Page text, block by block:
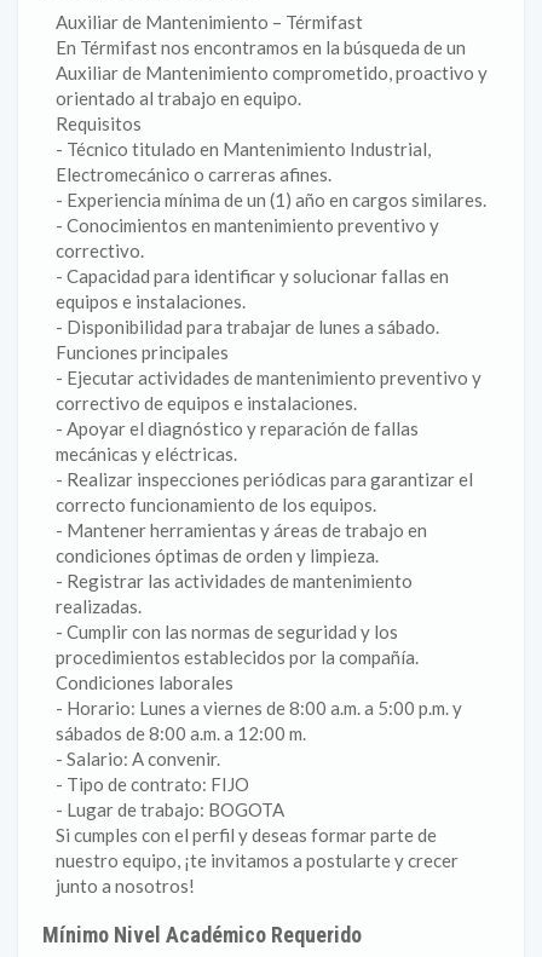
Auxiliar de Mantenimiento – Térmifast
En Térmifast nos encontramos en la búsqueda de un
Auxiliar de Mantenimiento comprometido, proactivo y
orientado al trabajo en equipo.
Requisitos
- Técnico titulado en Mantenimiento Industrial,
Electromecánico o carreras afines.
- Experiencia mínima de un (1) año en cargos similares.
- Conocimientos en mantenimiento preventivo y
correctivo.
- Capacidad para identificar y solucionar fallas en
equipos e instalaciones.
- Disponibilidad para trabajar de lunes a sábado.
Funciones principales
- Ejecutar actividades de mantenimiento preventivo y
correctivo de equipos e instalaciones.
- Apoyar el diagnóstico y reparación de fallas
mecánicas y eléctricas.
- Realizar inspecciones periódicas para garantizar el
correcto funcionamiento de los equipos.
- Mantener herramientas y áreas de trabajo en
condiciones óptimas de orden y limpieza.
- Registrar las actividades de mantenimiento
realizadas.
- Cumplir con las normas de seguridad y los
procedimientos establecidos por la compañía.
Condiciones laborales
- Horario: Lunes a viernes de 8:00 a.m. a 5:00 p.m. y
sábados de 8:00 a.m. a 12:00 m.
- Salario: A convenir.
- Tipo de contrato: FIJO
- Lugar de trabajo: BOGOTA
Si cumples con el perfil y deseas formar parte de
nuestro equipo, ¡te invitamos a postularte y crecer
junto a nosotros!
Mínimo Nivel Académico Requerido